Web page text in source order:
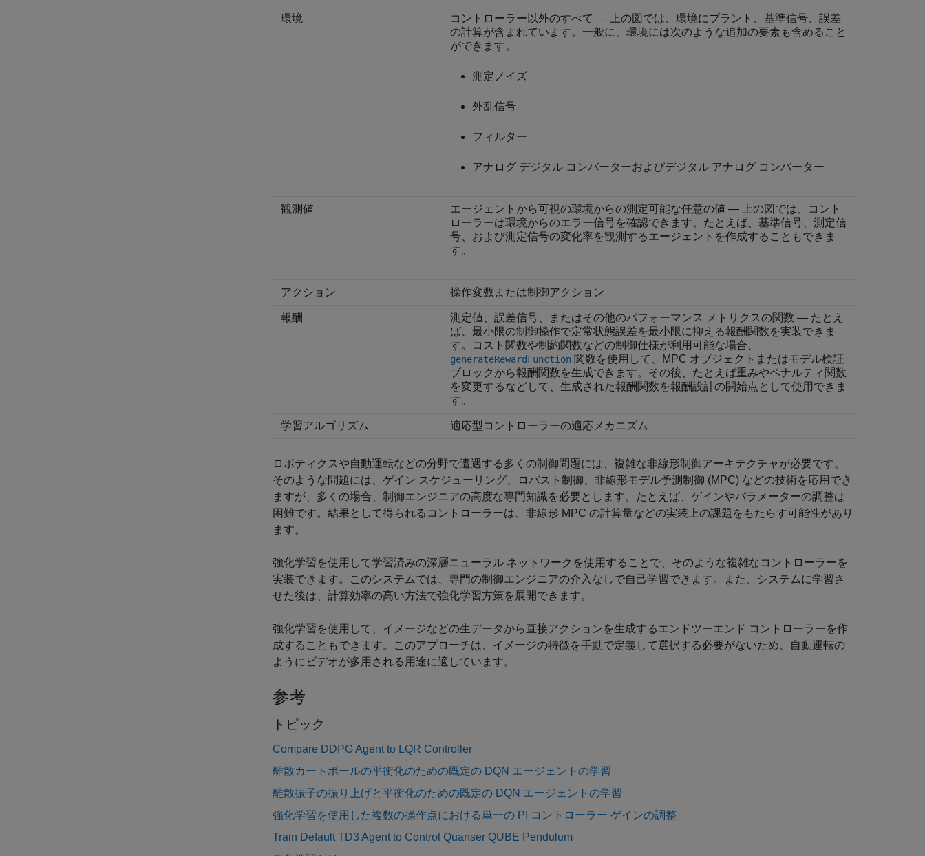
環境
コントローラー以外のすべて — 上の図では、環境にプラント、基準信号、誤差
の計算が含まれています。一般に、環境には次のような追加の要素も含めること
ができます。
測定ノイズ
外乱信号
フィルター
アナログ デジタル コンバーターおよびデジタル アナログ コンバーター
観測値
エージェントから可視の環境からの測定可能な任意の値 — 上の図では、コント
ローラーは環境からのエラー信号を確認できます。たとえば、基準信号、測定信
号、および測定信号の変化率を観測するエージェントを作成することもできま
す。
アクション 操作変数または制御アクション
報酬
測定値、誤差信号、またはその他のパフォーマンス メトリクスの関数 — たとえ
ば、最小限の制御操作で定常状態誤差を最小限に抑える報酬関数を実装できま
す。コスト関数や制約関数などの制御仕様が利用可能な場合、
generateRewardFunction 関数を使用して、MPC オブジェクトまたはモデル検証
ブロックから報酬関数を生成できます。その後、たとえば重みやペナルティ関数
を変更するなどして、生成された報酬関数を報酬設計の開始点として使用できま
す。
学習アルゴリズム 適応型コントローラーの適応メカニズム
ロボティクスや自動運転などの分野で遭遇する多くの制御問題には、複雑な非線形制御アーキテクチャが必要です。
そのような問題には、ゲイン スケジューリング、ロバスト制御、非線形モデル予測制御 (MPC) などの技術を応用でき
ますが、多くの場合、制御エンジニアの高度な専門知識を必要とします。たとえば、ゲインやパラメーターの調整は
困難です。結果として得られるコントローラーは、非線形 MPC の計算量などの実装上の課題をもたらす可能性があり
ます。
強化学習を使用して学習済みの深層ニューラル ネットワークを使用することで、そのような複雑なコントローラーを
実装できます。このシステムでは、専門の制御エンジニアの介入なしで自己学習できます。また、システムに学習さ
せた後は、計算効率の高い方法で強化学習方策を展開できます。
強化学習を使用して、イメージなどの生データから直接アクションを生成するエンドツーエンド コントローラーを作
成することもできます。このアプローチは、イメージの特徴を手動で定義して選択する必要がないため、自動運転の
ようにビデオが多用される用途に適しています。
参考
トピック
Compare DDPG Agent to LQR Controller
離散カートポールの平衡化のための既定の DQN エージェントの学習
離散振子の振り上げと平衡化のための既定の DQN エージェントの学習
強化学習を使用した複数の操作点における単一の PI コントローラー ゲインの調整
Train Default TD3 Agent to Control Quanser QUBE Pendulum